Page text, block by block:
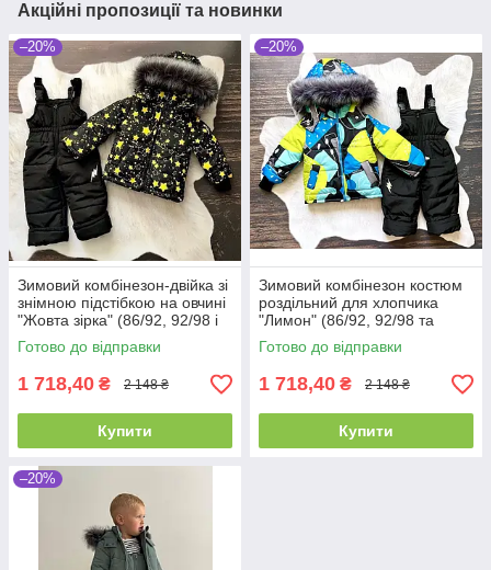
Акційні пропозиції та новинки
–20%
Зимовий комбінезон-двійка зі
знімною підстібкою на овчині
"Жовта зірка" (86/92, 92/98 і
98/104 см)
Готово до відправки
1 718,40 ₴ 2 148 ₴
Купити
–20%
Зимовий комбінезон костюм
роздільний для хлопчика
"Лимон" (86/92, 92/98 та
98/104 см)
Готово до відправки
1 718,40 ₴ 2 148 ₴
Купити
–20%